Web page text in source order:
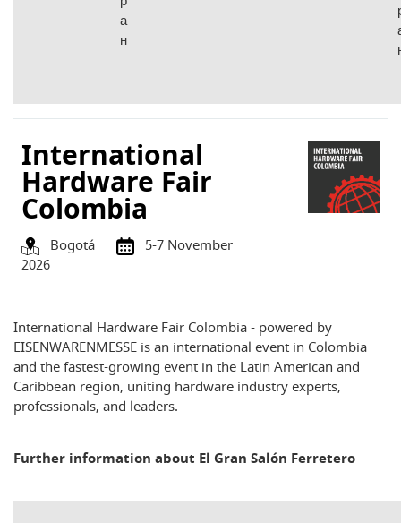
а
н
International
Hardware Fair
Colombia
Bogotá
5-7 November
2026
International Hardware Fair Colombia- powered by
EISENWARENMESSE is an international event in Colombia
and the fastest-growing event in the Latin American and
Caribbean region, uniting hardware industry experts,
professionals, and leaders.
Further information about El Gran Salón Ferretero